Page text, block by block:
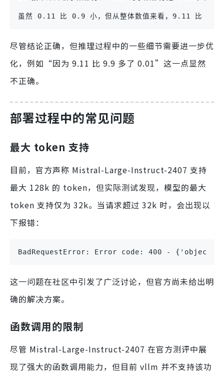
虽然 0.11 比 0.9 小，但从整体数值来看，9.11 比 9.9
尽管结论正确，但推理过程中的一些细节需要进一步优
化，例如“因为 9.11 比 9.9 多了 0.01”这一点显然
不正确。
部署过程中的常见问题
最大 token 支持
目前，官方声称 Mistral-Large-Instruct-2407 支持
最大 128k 的 token，但实际测试发现，模型的最大
token 支持仅为 32k。当请求超过 32k 时，会出现以
下报错：
BadRequestError: Error code: 400 - {'object':
这一问题在社区中引发了广泛讨论，但官方尚未给出明
确的解决方案。
函数调用的限制
尽管 Mistral-Large-Instruct-2407 在官方测评中展
现了强大的函数调用能力，但目前 vllm 并不支持该功